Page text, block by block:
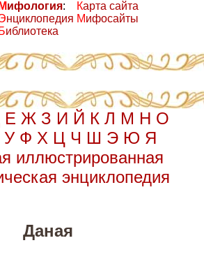
Мифология:
нциклопедия
Библиотека
Карта сайта
Мифосайты
Е Ж З И Й К Л М Н О
У Ф Х Ц Ч Ш Э Ю Я
иллюстрированная
энциклопедия
Даная